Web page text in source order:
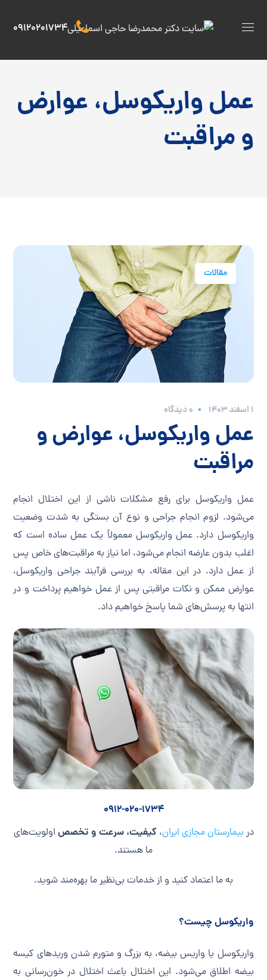
09120201734
عمل واریکوسل، عوارض
و مراقبت‌
مقالات
۱ اسفند ۱۴۰۳ 0 دیدگاه
عمل واریکوسل، عوارض و
مراقبت‌
عمل واریکوسل برای رفع مشکلات ناشی از این اختلال انجام
می‌شود. لزوم انجام جراحی و نوع آن بستگی به شدت وضعیت
واریکوسل دارد. عمل واریکوسل معمولاً یک عمل ساده است که
اغلب بدون عارضه انجام می‌شود، اما نیاز به مراقبت‌های خاص پس
از عمل دارد. در این مقاله، به بررسی فرآیند جراحی واریکوسل،
عوارض ممکن و نکات مراقبتی پس از عمل خواهیم پرداخت و در
انتها به پرسش‌های شما پاسخ خواهیم داد.
0912-020-1734
در بیمارستان مجازی ایران، کیفیت، سرعت و تخصص اولویت‌های
ما هستند.
به ما اعتماد کنید و از خدمات بی‌نظیر ما بهره‌مند شوید.
واریکوسل چیست؟
واریکوسل یا واریس بیضه، به بزرگ و متورم شدن وریدهای کیسه
بیضه اطلاق می‌شود. این اختلال باعث اختلال در خون‌رسانی به